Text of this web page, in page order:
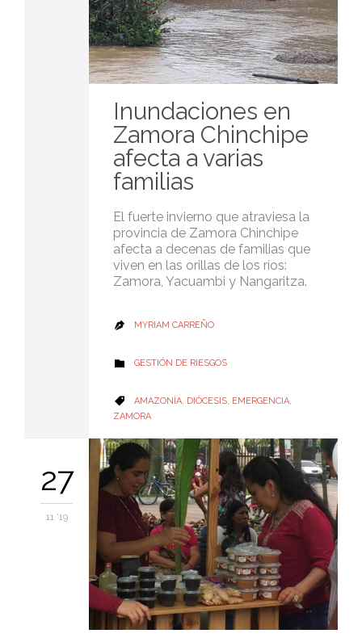
Inundaciones en
Zamora Chinchipe
afecta a varias
familias
El fuerte invierno que atraviesa la
provincia de Zamora Chinchipe
afecta a decenas de familias que
viven en las orillas de los ríos:
Zamora, Yacuambi y Nangaritza.
 MYRIAM CARREÑO
 CATEGORY
GESTIÓN DE RIESGOS
 CATEGORY
AMAZONÍA, DIÓCESIS, EMERGENCIA,
ZAMORA
27
11 '19